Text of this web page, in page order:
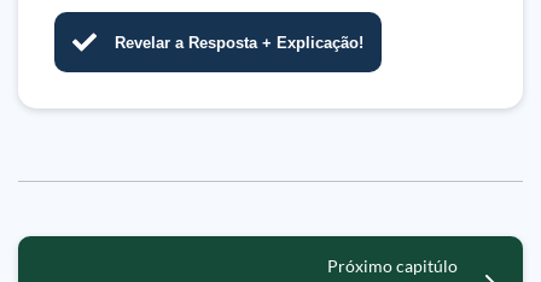
Revelar a Resposta + Explicação!
Próximo capitúlo